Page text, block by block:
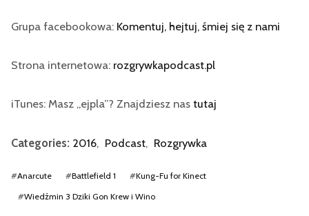
Grupa facebookowa: Komentuj, hejtuj, śmiej się z nami
Strona internetowa: rozgrywkapodcast.pl
iTunes: Masz „ejpla”? Znajdziesz nas tutaj
Categories: 2016, Podcast, Rozgrywka
#Anarcute #Battlefield 1 #Kung-Fu for Kinect
#Wiedźmin 3 Dziki Gon Krew i Wino